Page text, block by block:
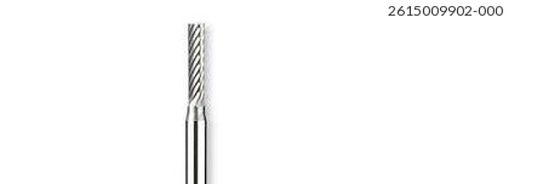
2615009902-000